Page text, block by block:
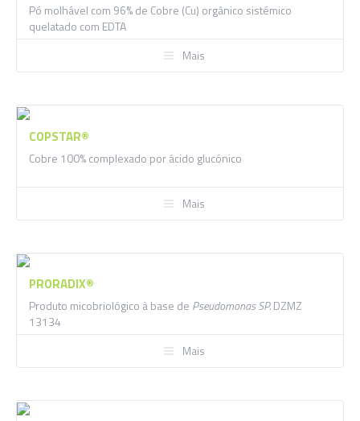
Pó molhável com 96% de Cobre (Cu) orgânico sistémico
quelatado com EDTA
Mais
COPSTAR®
Cobre 100% complexado por ácido glucónico
Mais
PRORADIX®
Produto micobriológico à base de Pseudomonas SP.DZMZ
13134
Mais